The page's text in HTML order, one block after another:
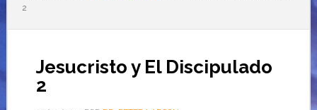
2
Jesucristo y El Discipulado
2